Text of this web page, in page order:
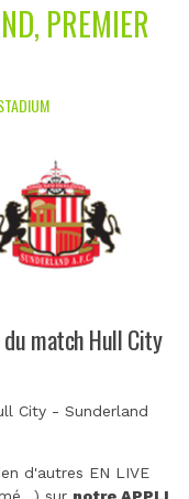
PREMIER
match Hull City
City - Sunderland
d'autres EN LIVE